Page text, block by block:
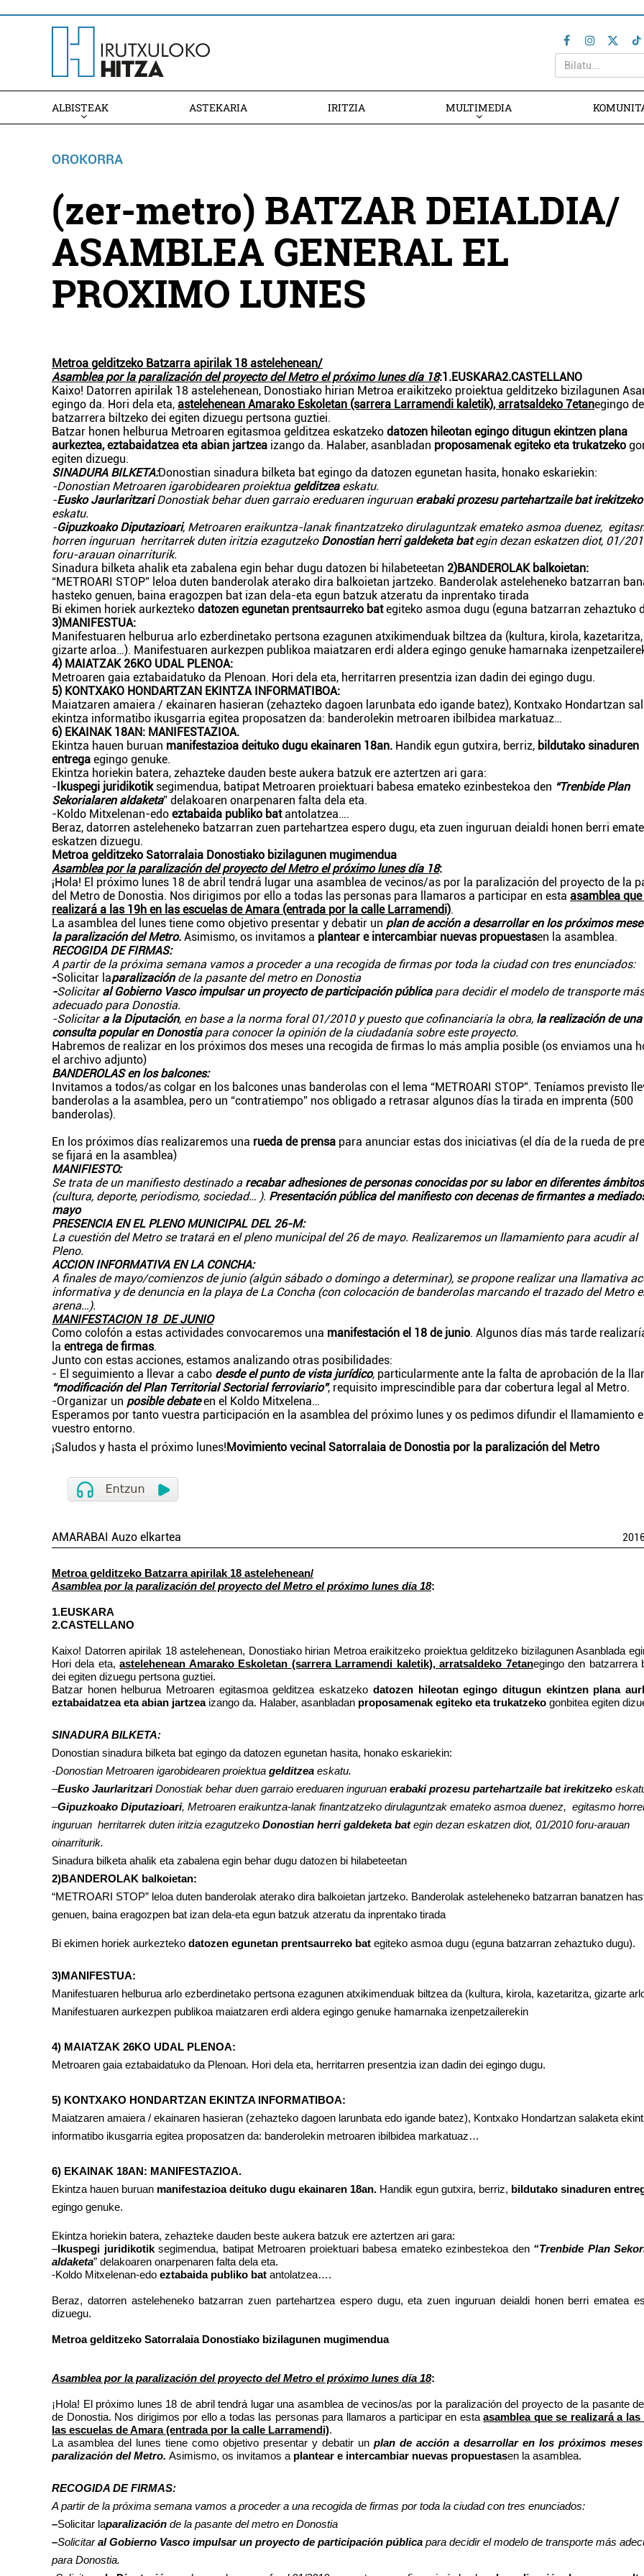
ALBISTEAK ASTEKARIA IRITZIA MULTIMEDIA
OROKORRA
(zer-metro) BATZAR DEIALDIA/
ASAMBLEA GENERAL EL
PROXIMO LUNES
Metroa gelditzeko Batzarra apirilak 18 astelehenean/
Asamblea por la paralización del proyecto del Metro el próximo lunes día 18:1.EUSKARA2.CASTELLANO
Kaixo! Datorren apirilak 18 astelehenean, Donostiako hirian Metroa eraikitzeko proiektua gelditzeko bizilagunen
egingo da. Hori dela eta, astelehenean Amarako Eskoletan (sarrera Larramendi kaletik), arratsaldeko 7etanegingo
batzarrera biltzeko dei egiten dizuegu pertsona guztiei.
Batzar honen helburua Metroaren egitasmoa gelditzea eskatzeko datozen hileotan egingo ditugun ekintzen plana
aurkeztea, eztabaidatzea eta abian jartzea izango da. Halaber, asanbladan proposamenak egiteko eta trukatzeko
egiten dizuegu.
SINADURA BILKETA:Donostian sinadura bilketa bat egingo da datozen egunetan hasita, honako eskariekin:
-Donostian Metroaren igarobidearen proiektua gelditzea eskatu.
-Eusko JaurlaritzariDonostiak behar duen garraio ereduaren inguruan erabaki prozesu partehartzaile bat irekitzeko
eskatu.
-Gipuzkoako Diputazioari, Metroaren eraikuntza-lanak finantzatzeko dirulaguntzak emateko asmoa duenez,
horren inguruan herritarrek duten iritzia ezagutzeko Donostian herri galdeketa bategin dezan eskatzen diot, 01/
foru-arauan oinarriturik.
Sinadura bilketa ahalik eta zabalena egin behar dugu datozen bi hilabeteetan 2)BANDEROLAK balkoietan:
“METROARI STOP” leloa duten banderolak aterako dira balkoietan jartzeko. Banderolak asteleheneko batzarran
hasteko genuen, baina eragozpen bat izan dela-eta egun batzuk atzeratu da inprentako tirada
Bi ekimen horiek aurkezteko datozen egunetan prentsaurreko bategiteko asmoa dugu (eguna batzarran zehaztuko
3)MANIFESTUA:
Manifestuaren helburua arlo ezberdinetako pertsona ezagunen atxikimenduak biltzea da (kultura, kirola, kazetaritza,
gizarte arloa…). Manifestuaren aurkezpen publikoa maiatzaren erdi aldera egingo genuke hamarnaka
4) MAIATZAK 26KO UDAL PLENOA:
Metroaren gaia eztabaidatuko da Plenoan. Hori dela eta, herritarren presentzia izan dadin dei egingo dugu.
5) KONTXAKO HONDARTZAN EKINTZA INFORMATIBOA:
Maiatzaren amaiera / ekainaren hasieran (zehazteko dagoen larunbata edo igande batez), Kontxako Hondartzan
ekintza informatibo ikusgarria egitea proposatzen da: banderolekin metroaren ibilbidea markatuaz…
6) EKAINAK 18AN: MANIFESTAZIOA.
Ekintza hauen buruan manifestazioa deituko dugu ekainaren 18an. Handik egun gutxira, berriz, bildutako sinaduren
entrega egingo genuke.
Ekintza horiekin batera, zehazteke dauden beste aukera batzuk ere aztertzen ari gara:
-Ikuspegi juridikotik segimendua, batipat Metroaren proiektuari babesa emateko ezinbestekoa den “Trenbide Plan
Sekorialaren aldaketa” delakoaren onarpenaren falta dela eta.
-Koldo Mitxelenan-edo eztabaida publiko batantolatzea….
Beraz, datorren asteleheneko batzarran zuen partehartzea espero dugu, eta zuen inguruan deialdi honen berri
eskatzen dizuegu.
Metroa gelditzeko Satorralaia Donostiako bizilagunen mugimendua
Asamblea por la paralización del proyecto del Metro el próximo lunes día 18:
¡Hola! El próximo lunes 18 de abril tendrá lugar una asamblea de vecinos/as por la paralización del proyecto de la
del Metro de Donostia. Nos dirigimos por ello a todas las personas para llamaros a participar en esta asamblea que
realizará a las 19h en las escuelas de Amara (entrada por la calle Larramendi).
La asamblea del lunes tiene como objetivo presentar y debatir un plan de acción a desarrollar en los próximos
la paralización del Metro. Asimismo, os invitamos a plantear e intercambiar nuevas propuestasen la asamblea.
RECOGIDA DE FIRMAS:
A partir de la próxima semana vamos a proceder a una recogida de firmas por toda la ciudad con tres enunciados:
-Solicitar laparalizaciónde la pasante del metro en Donostia
-Solicitaral Gobierno Vasco impulsar un proyecto de participación públicapara decidir el modelo de transporte más
adecuado para Donostia.
-Solicitara la Diputación, en base a la norma foral 01/2010 y puesto que cofinanciaría la obra, la realización de una
consulta popular en Donostiapara conocer la opinión de la ciudadanía sobre este proyecto.
Habremos de realizar en los próximos dos meses una recogida de firmas lo más amplia posible (os enviamos una
el archivo adjunto)
BANDEROLAS en los balcones:
Invitamos a todos/as colgar en los balcones unas banderolas con el lema “METROARI STOP”. Teníamos previsto
banderolas a la asamblea, pero un “contratiempo” nos obligado a retrasar algunos días la tirada en imprenta (500
banderolas).
En los próximos días realizaremos una rueda de prensa para anunciar estas dos iniciativas (el día de la rueda de
se fijará en la asamblea)
MANIFIESTO:
Se trata de un manifiesto destinado a recabar adhesiones de personas conocidas por su labor en diferentes ámbitos
(cultura, deporte, periodismo, sociedad… ). Presentación pública del manifiesto con decenas de firmantes a
mayo
PRESENCIA EN EL PLENO MUNICIPAL DEL 26-M:
La cuestión del Metro se tratará en el pleno municipal del 26 de mayo. Realizaremos un llamamiento para acudir al
Pleno.
ACCION INFORMATIVA EN LA CONCHA:
A finales de mayo/comienzos de junio (algún sábado o domingo a determinar), se propone realizar una llamativa
informativa y de denuncia en la playa de La Concha (con colocación de banderolas marcando el trazado del Metro
arena…).
MANIFESTACION 18 DE JUNIO
Como colofón a estas actividades convocaremos una manifestación el 18 de junio. Algunos días más tarde
la entrega de firmas.
Junto con estas acciones, estamos analizando otras posibilidades:
- El seguimiento a llevar a cabo desde el punto de vista jurídico, particularmente ante la falta de aprobación de la
“modificación del Plan Territorial Sectorial ferroviario”, requisito imprescindible para dar cobertura legal al Metro.
-Organizar un posible debateen el Koldo Mitxelena…
Esperamos por tanto vuestra participación en la asamblea del próximo lunes y os pedimos difundir el llamamiento
vuestro entorno.
¡Saludos y hasta el próximo lunes!Movimiento vecinal Satorralaia de Donostia por la paralización del Metro
AMARABAI Auzo elkartea
Metroa gelditzeko Batzarra apirilak 18 astelehenean/
Asamblea por la paralización del proyecto del Metro el próximo lunes día 18:
1.EUSKARA
2.CASTELLANO
Kaixo! Datorren apirilak 18 astelehenean, Donostiako hirian Metroa eraikitzeko proiektua gelditzeko bizilagunen Asanblada
Hori dela eta,astelehenean Amarako Eskoletan (sarrera Larramendi kaletik), arratsaldeko 7etanegingo den batzarrera
dei egiten dizuegu pertsona guztiei.
Batzar honen helburua Metroaren egitasmoa gelditzea eskatzeko datozen
hileotan egingo ditugun ekintzen plana
eztabaidatzea eta abian jartzeaizango da. Halaber, asanbladan proposamenak egiteko eta trukatzeko gonbitea egiten
SINADURA BILKETA:
Donostian sinadura bilketa bat egingo da datozen egunetan hasita, honako eskariekin:
-Donostian Metroaren igarobidearen proiektua gelditzea eskatu.
–Eusko JaurlaritzariDonostiak behar duen garraio ereduaren inguruan erabaki prozesu partehartzaile bat irekitzeko
–Gipuzkoako Diputazioari, Metroaren eraikuntza-lanak finantzatzeko dirulaguntzak emateko asmoa duenez, egitasmo
inguruan herritarrek duten iritzia ezagutzeko Donostian herri galdeketa bategin dezan eskatzen diot, 01/2010 foru-arauan
oinarriturik.
Sinadura bilketa ahalik eta zabalena egin behar dugu datozen bi hilabeteetan
2)BANDEROLAK balkoietan:
“METROARI STOP” leloa duten banderolak aterako dira balkoietan jartzeko. Banderolak asteleheneko batzarran banatzen
genuen, baina eragozpen bat izan dela-eta egun batzuk atzeratu da inprentako tirada
Bi ekimen horiek aurkezteko datozen egunetan prentsaurreko bat egiteko asmoa dugu (eguna batzarran zehaztuko dugu).
3)MANIFESTUA:
Manifestuaren helburua arlo ezberdinetako pertsona ezagunen atxikimenduak biltzea da (kultura, kirola, kazetaritza, gizarte
Manifestuaren aurkezpen publikoa maiatzaren erdi aldera egingo genuke hamarnaka izenpetzailerekin
4) MAIATZAK 26KO UDAL PLENOA:
Metroaren gaia eztabaidatuko da Plenoan. Hori dela eta, herritarren presentzia izan dadin dei egingo dugu.
5) KONTXAKO HONDARTZAN EKINTZA INFORMATIBOA:
Maiatzaren amaiera / ekainaren hasieran (zehazteko dagoen larunbata edo igande batez), Kontxako Hondartzan salaketa
informatibo ikusgarria egitea proposatzen da: banderolekin metroaren ibilbidea markatuaz…
6) EKAINAK 18AN: MANIFESTAZIOA.
Ekintza hauen buruan manifestazioa deituko dugu ekainaren 18an. Handik egun gutxira, berriz, bildutako sinaduren
egingo genuke.
Ekintza horiekin batera, zehazteke dauden beste aukera batzuk ere aztertzen ari gara:
–Ikuspegi juridikotik segimendua, batipat Metroaren proiektuari babesa emateko ezinbestekoa den “Trenbide Plan
aldaketa” delakoaren onarpenaren falta dela eta.
-Koldo Mitxelenan-edo eztabaida publiko bat antolatzea….
Beraz, datorren asteleheneko batzarran zuen partehartzea espero dugu, eta zuen inguruan deialdi honen berri ematea
dizuegu.
Metroa gelditzeko Satorralaia Donostiako bizilagunen mugimendua
Asamblea por la paralización del proyecto del Metro el próximo lunes día 18:
¡Hola! El próximo lunes 18 de abril tendrá lugar una asamblea de vecinos/as por la paralización del proyecto de la pasante
de Donostia. Nos dirigimos por ello a todas las personas para llamaros a participar en estaasamblea que se realizará a las
las escuelas de Amara (entrada por la calle Larramendi).
La asamblea del lunes tiene como objetivo presentar y debatir un plan de acción a desarrollar en los próximos
paralización del Metro. Asimismo, os invitamos a plantear e intercambiar nuevas propuestasen la asamblea.
RECOGIDA DE FIRMAS:
A partir de la próxima semana vamos a proceder a una recogida de firmas por toda la ciudad con tres enunciados:
–Solicitar laparalización de la pasante del metro en Donostia
–Solicitaral Gobierno Vasco impulsar un proyecto de participación pública para decidir el modelo de transporte más
para Donostia.